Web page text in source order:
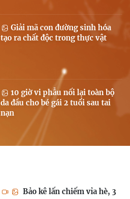
Giải mã con đường sinh hóa
tạo ra chất độc trong thực vật
10 giờ vi phẫu nối lại toàn bộ
da đầu cho bé gái 2 tuổi sau tai
nạn
Bảo kê lấn chiếm vỉa hè, 3